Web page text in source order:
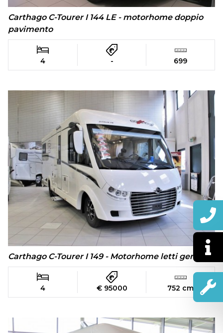
Carthago C-Tourer I 144 LE - motorhome doppio
pavimento
4 - 699
Carthago C-Tourer I 149 - Motorhome letti gemelli
4 € 95000 752 cm